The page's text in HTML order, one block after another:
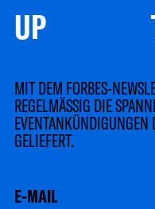
UP
MIT DEM FORBES-
REGELMÄSSIG DIE
GELIEFERT.